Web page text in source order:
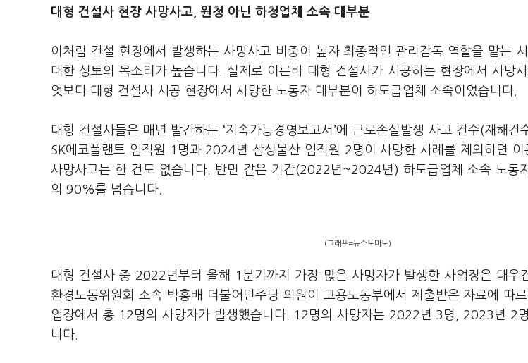
대형 건설사 현장 사망사고, 원청 아닌 하청업체 소속 대부분
이처럼 건설 현장에서 발생하는 사망사고 비중이 높자 최종적인 관리감독 역할을 맡는
대한 성토의 목소리가 높습니다. 실제로 이른바 대형 건설사가 시공하는 현장에서 사망
엇보다 대형 건설사 시공 현장에서 사망한 노동자 대부분이 하도급업체 소속이었습니다.
대형 건설사들은 매년 발간하는 ‘지속가능경영보고서’에 근로손실발생 사고 건수(재해
SK에코플랜트 임직원 1명과 2024년 삼성물산 임직원 2명이 사망한 사례를 제외하면 이
사망사고는 한 건도 없습니다. 반면 같은 기간(2022년~2024년) 하도급업체 소속 노동
의 90%를 넘습니다.
(그래프=뉴스토마토)
대형 건설사 중 2022년부터 올해 1분기까지 가장 많은 사망자가 발생한 사업장은 대우
환경노동위원회 소속 박홍배 더불어민주당 의원이 고용노동부에서 제출받은 자료에 따
업장에서 총 12명의 사망자가 발생했습니다. 12명의 사망자는 2022년 3명, 2023년 2
니다.